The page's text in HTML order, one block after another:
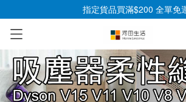
指定貨品買滿$200 全單免
已加入購物車